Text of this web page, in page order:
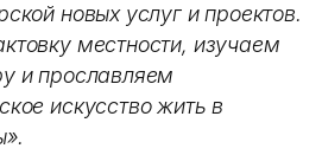
новых услуг и проектов.
местности, изучаем
и прославляем
искусство жить в